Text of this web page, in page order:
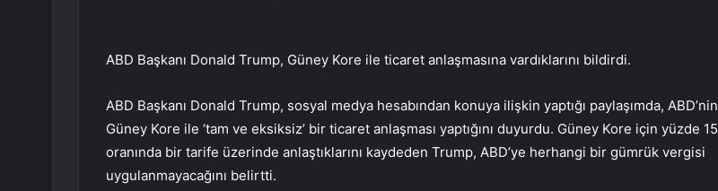
ABD Başkanı Donald Trump, Güney Kore ile ticaret anlaşmasına vardıklarını bildirdi.
ABD Başkanı Donald Trump, sosyal medya hesabından konuya ilişkin yaptığı paylaşımda, ABD’nin
Güney Kore ile ‘tam ve eksiksiz’ bir ticaret anlaşması yaptığını duyurdu. Güney Kore için yüzde 15
oranında bir tarife üzerinde anlaştıklarını kaydeden Trump, ABD’ye herhangi bir gümrük vergisi
uygulanmayacağını belirtti.